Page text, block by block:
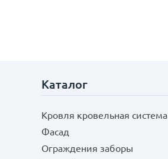
Каталог
Кровля кровельная система
Фасад
Ограждения заборы